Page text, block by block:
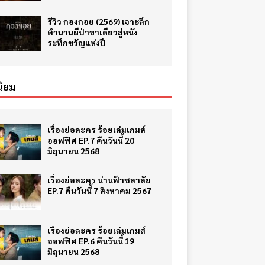
รีวิว กองกอย (2569) เจาะลึก
ตำนานผีป่าขาเดียวสู่หนัง
ระทึกขวัญแห่งปี
ยม
เรื่องย่อละคร ร้อยเล่มเกมส์
ออฟฟิศ EP.7 คืนวันนี้ 20
มิถุนายน 2568
เรื่องย่อละคร น่านฟ้าชลาลัย
EP.7 คืนวันนี้ 7 สิงหาคม 2567
เรื่องย่อละคร ร้อยเล่มเกมส์
ออฟฟิศ EP.6 คืนวันนี้ 19
มิถุนายน 2568